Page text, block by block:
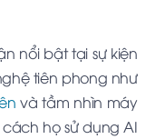
nổi bật tại sự kiện
tiên phong như
và tầm nhìn máy
họ sử dụng AI